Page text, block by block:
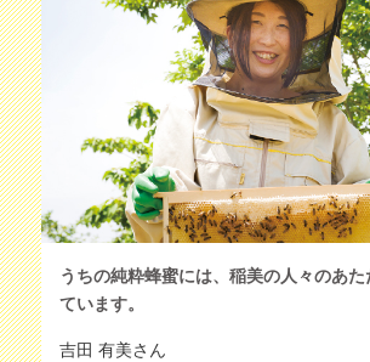
うちの純粋蜂蜜には、稲美の人々のあ
ています。
吉田 有美さん